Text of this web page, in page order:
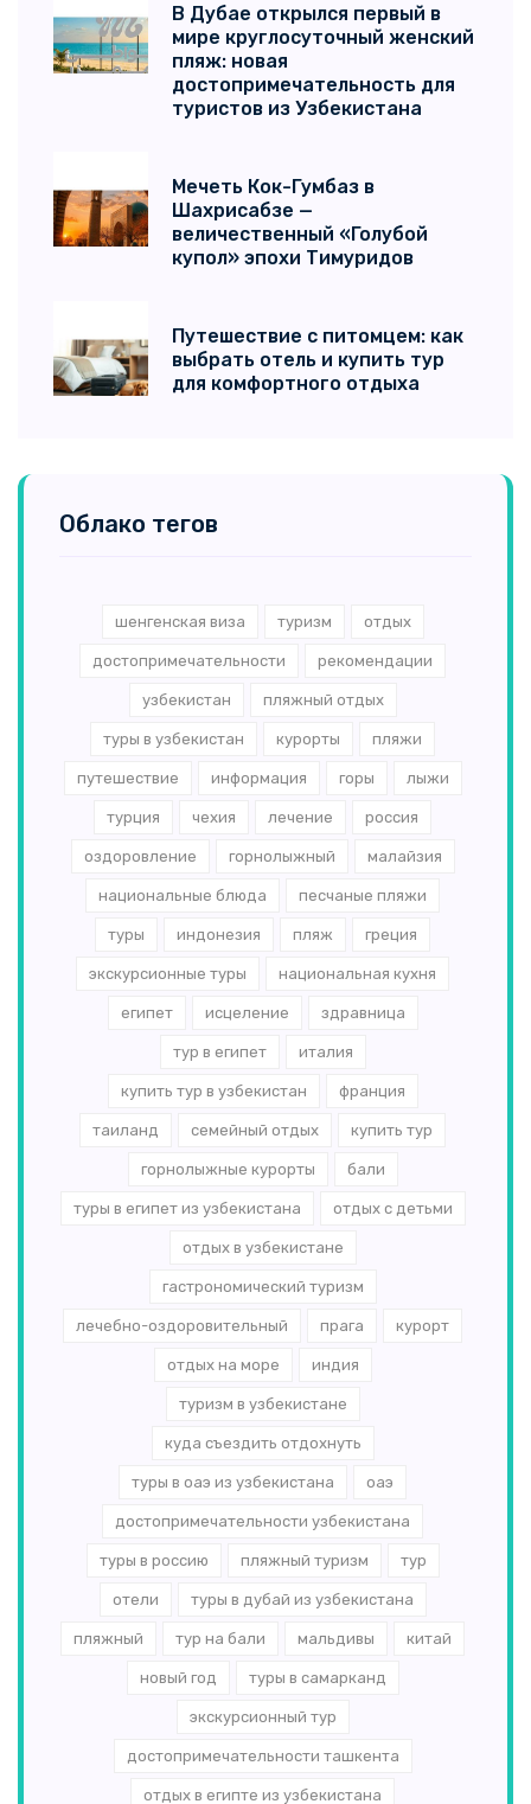
В Дубае открылся первый в
мире круглосуточный женский
пляж: новая
достопримечательность для
туристов из Узбекистана
Мечеть Кок-Гумбаз в
Шахрисабзе —
величественный «Голубой
купол» эпохи Тимуридов
Путешествие с питомцем: как
выбрать отель и купить тур
для комфортного отдыха
Облако тегов
шенгенская виза туризм отдых
достопримечательности рекомендации
узбекистан пляжный отдых
туры в узбекистан курорты пляжи
путешествие информация горы лыжи
турция чехия лечение россия
оздоровление горнолыжный малайзия
национальные блюда песчаные пляжи
туры индонезия пляж греция
экскурсионные туры национальная кухня
египет исцеление здравница
тур в египет италия
купить тур в узбекистан франция
таиланд семейный отдых купить тур
горнолыжные курорты бали
туры в египет из узбекистана отдых с детьми
отдых в узбекистане
гастрономический туризм
лечебно-оздоровительный прага курорт
отдых на море индия
туризм в узбекистане
куда съездить отдохнуть
туры в оаэ из узбекистана оаэ
достопримечательности узбекистана
туры в россию пляжный туризм тур
отели туры в дубай из узбекистана
пляжный тур на бали мальдивы китай
новый год туры в самарканд
экскурсионный тур
достопримечательности ташкента
отдых в египте из узбекистана